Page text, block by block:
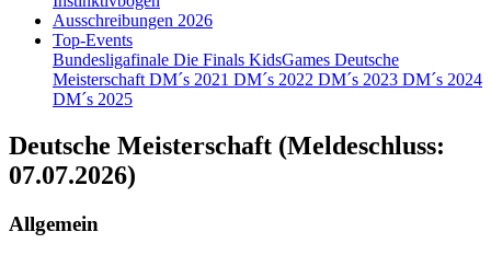
Ausschreibungen 2026
Top-Events
Bundesligafinale Die Finals KidsGames Deutsche
Meisterschaft DM´s 2021 DM´s 2022 DM´s 2023 DM´s 2024
DM´s 2025
Deutsche Meisterschaft (Meldeschluss:
07.07.2026)
Allgemein